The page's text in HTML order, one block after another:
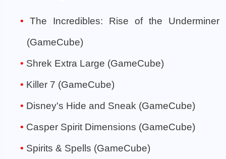
The Incredibles: Rise of the Underminer
(GameCube)
Shrek Extra Large (GameCube)
Killer 7 (GameCube)
Disney's Hide and Sneak (GameCube)
Casper Spirit Dimensions (GameCube)
Spirits & Spells (GameCube)